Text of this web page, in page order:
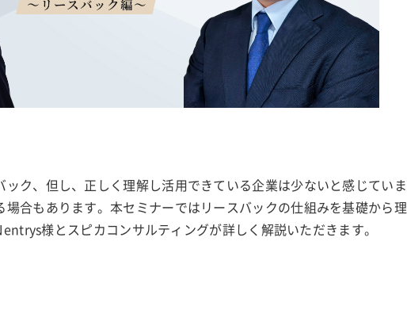
ク、但し、正しく理解し活用できている企業は少ないと感じていま
合もあります。本セミナーではリースバックの仕組みを基礎から理
様とスピカコンサルティングが詳しく解説いただきます。